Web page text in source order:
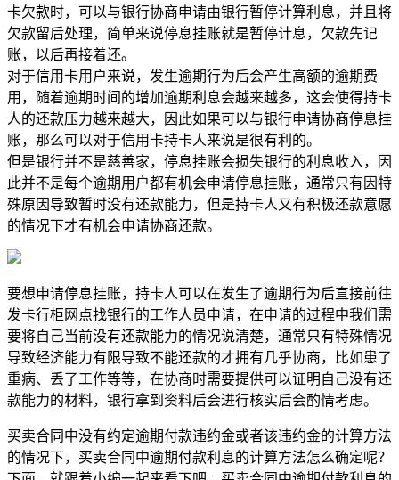
卡欠款时，可以与银行协商申请由银行暂停计算利息，并且将
欠款留后处理，简单来说停息挂账就是暂停计息，欠款先记
账，以后再接着还。
对于信用卡用户来说，发生逾期行为后会产生高额的逾期费
用，随着逾期时间的增加逾期利息会越来越多，这会使得持卡
人的还款压力越来越大，因此如果可以与银行申请协商停息挂
账，那么可以对于信用卡持卡人来说是很有利的。
但是银行并不是慈善家，停息挂账会损失银行的利息收入，因
此并不是每个逾期用户都有机会申请停息挂账，通常只有因特
殊原因导致暂时没有还款能力，但是持卡人又有积极还款意愿
的情况下才有机会申请协商还款。
要想申请停息挂账，持卡人可以在发生了逾期行为后直接前往
发卡行柜网点找银行的工作人员申请，在申请的过程中我们需
要将自己当前没有还款能力的情况说清楚，通常只有特殊情况
导致经济能力有限导致不能还款的才拥有几乎协商，比如患了
重病、丢了工作等等，在协商时需要提供可以证明自己没有还
款能力的材料，银行拿到资料后会进行核实后会酌情考虑。
买卖合同中没有约定逾期付款违约金或者该违约金的计算方法
的情况下，买卖合同中逾期付款利息的计算方法怎么确定呢？